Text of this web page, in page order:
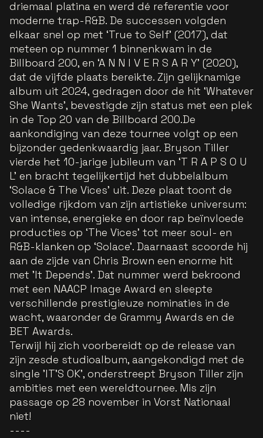
driemaal platina en werd dé referentie voor
moderne trap-R&B. De successen volgden
elkaar snel op met ‘True to Self’ (2017), dat
meteen op nummer 1 binnenkwam in de
Billboard 200, en ‘A N N I V E R S A R Y’ (2020),
dat de vijfde plaats bereikte. Zijn gelijknamige
album uit 2024, gedragen door de hit ‘Whatever
She Wants’, bevestigde zijn status met een plek
in de Top 20 van de Billboard 200.De
aankondiging van deze tournee volgt op een
bijzonder gedenkwaardig jaar. Bryson Tiller
vierde het 10-jarige jubileum van ‘T R A P S O U
L’ en bracht tegelijkertijd het dubbelalbum
‘Solace & The Vices’ uit. Deze plaat toont de
volledige rijkdom van zijn artistieke universum:
van intense, energieke en door rap beïnvloede
producties op ‘The Vices’ tot meer soul- en
R&B-klanken op ‘Solace’. Daarnaast scoorde hij
aan de zijde van Chris Brown een enorme hit
met 'It Depends'. Dat nummer werd bekroond
met een NAACP Image Award en sleepte
verschillende prestigieuze nominaties in de
wacht, waaronder de Grammy Awards en de
BET Awards.
Terwijl hij zich voorbereidt op de release van
zijn zesde studioalbum, aangekondigd met de
single 'IT'S OK', onderstreept Bryson Tiller zijn
ambities met een wereldtournee. Mis zijn
passage op 28 november in Vorst Nationaal
niet!
----